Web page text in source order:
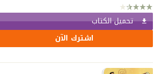
تحميل الكتاب
اشترك الآن